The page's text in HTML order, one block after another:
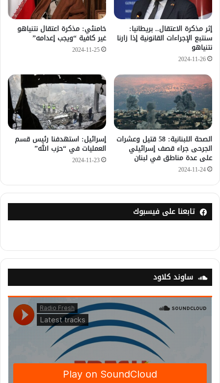
إثر مذكرة الاعتقال.. بريطانيا:
سنتبع الإجراءات القانونية إذا زارنا
نتنياهو
2024-11-26
خامنئي: مذكرة اعتقال نتنياهو
غير كافية “ويجب إعدامه”
2024-11-25
الصحة اللبنانية: 58 قتيل وعشرات
الجرحى جراء قصف إسرائيلي
على عدة مناطق في لبنان
2024-11-24
إسرائيل: استهدفنا رئيس قسم
العمليات في “حزب الله”
2024-11-23
تابعنا على فيسبوك
ساوند كلاود